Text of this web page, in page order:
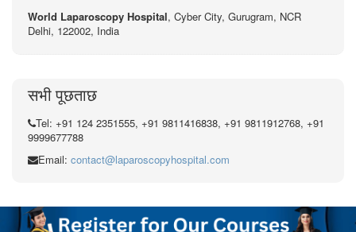
World Laparoscopy Hospital, Cyber City, Gurugram, NCR
Delhi, 122002, India
सभी पूछताछ
Tel: +91 124 2351555, +91 9811416838, +91 9811912768, +91
9999677788
Email: contact@laparoscopyhospital.com